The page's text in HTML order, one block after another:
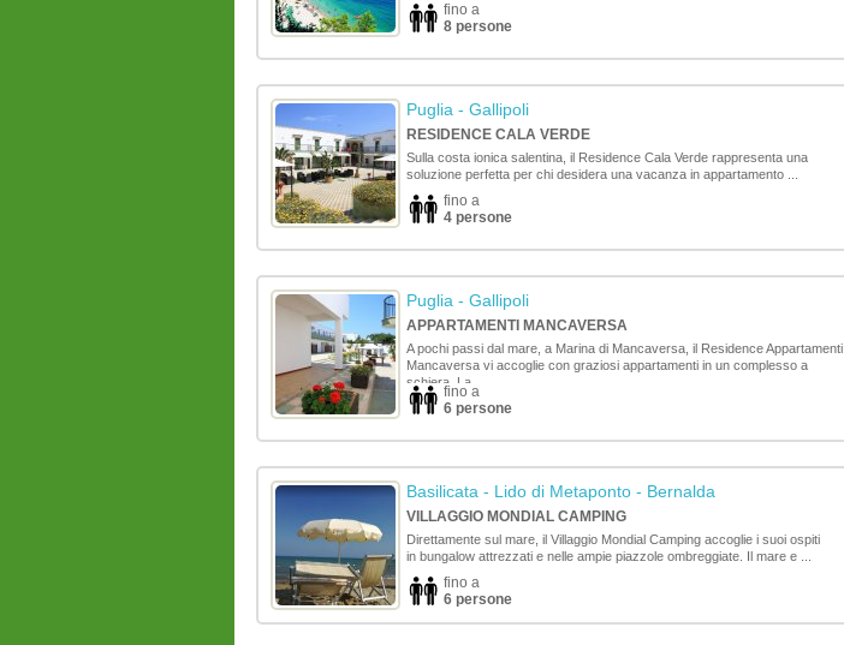
fino a
8 persone
Puglia - Gallipoli
RESIDENCE CALA VERDE
Sulla costa ionica salentina, il Residence Cala Verde rappresenta una
soluzione perfetta per chi desidera una vacanza in appartamento ...
fino a
4 persone
Puglia - Gallipoli
APPARTAMENTI MANCAVERSA
A pochi passi dal mare, a Marina di Mancaversa, il Residence Appartamenti
Mancaversa vi accoglie con graziosi appartamenti in un complesso a
schiera. La ...
fino a
6 persone
Basilicata - Lido di Metaponto - Bernalda
VILLAGGIO MONDIAL CAMPING
Direttamente sul mare, il Villaggio Mondial Camping accoglie i suoi ospiti
in bungalow attrezzati e nelle ampie piazzole ombreggiate. Il mare e ...
fino a
6 persone